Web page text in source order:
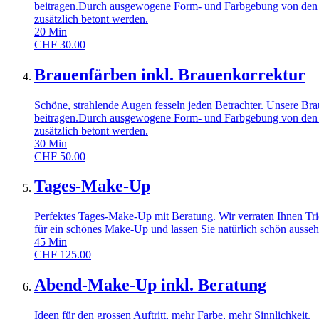
beitragen.Durch ausgewogene Form- und Farbgebung von
zusätzlich betont werden.
20 Min
CHF 30.00
Brauenfärben inkl. Brauenkorrektur
Schöne, strahlende Augen fesseln jeden Betrachter. Unsere
beitragen.Durch ausgewogene Form- und Farbgebung von
zusätzlich betont werden.
30 Min
CHF 50.00
Tages-Make-Up
Perfektes Tages-Make-Up mit Beratung. Wir verraten Ihnen
für ein schönes Make-Up und lassen Sie natürlich schön
45 Min
CHF 125.00
Abend-Make-Up inkl. Beratung
Ideen für den grossen Auftritt, mehr Farbe, mehr Sinnlichkeit.